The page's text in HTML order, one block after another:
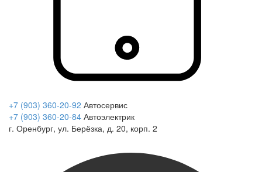
+7 (903) 360-20-92 Автосервис
+7 (903) 360-20-84 Автоэлектрик
г. Оренбург, ул. Берёзка, д. 20, корп. 2